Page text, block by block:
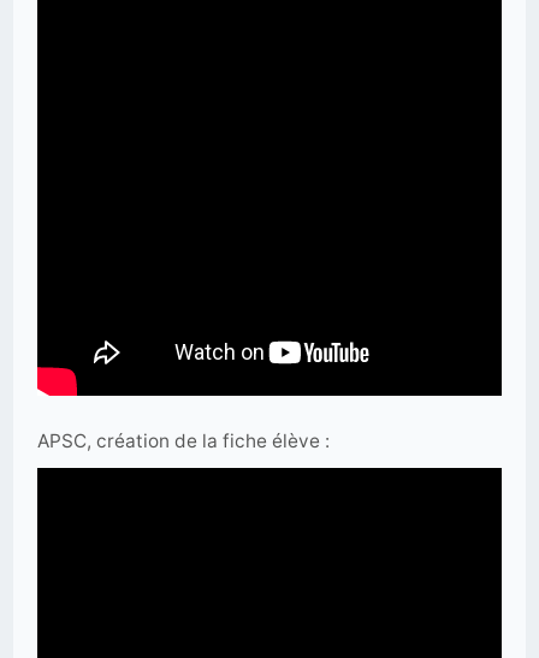
APSC, création de la fiche élève :